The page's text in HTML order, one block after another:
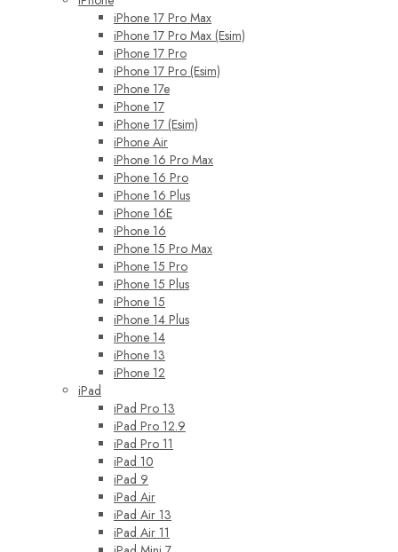
iPhone 17 Pro Max
iPhone 17 Pro Max (Esim)
iPhone 17 Pro
iPhone 17 Pro (Esim)
iPhone 17e
iPhone 17
iPhone 17 (Esim)
iPhone Air
iPhone 16 Pro Max
iPhone 16 Pro
iPhone 16 Plus
iPhone 16E
iPhone 16
iPhone 15 Pro Max
iPhone 15 Pro
iPhone 15 Plus
iPhone 15
iPhone 14 Plus
iPhone 14
iPhone 13
iPhone 12
iPad
iPad Pro 13
iPad Pro 12.9
iPad Pro 11
iPad 10
iPad 9
iPad Air
iPad Air 13
iPad Air 11